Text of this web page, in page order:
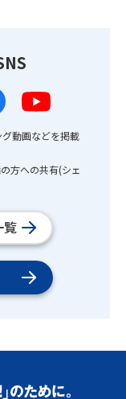
動画などを掲載
方への共有(シェ
覧